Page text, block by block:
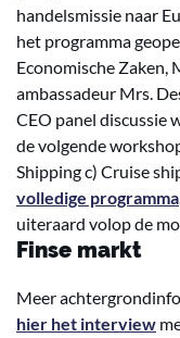
handelsmissie naar
het programma
Economische Zaken,
ambassadeur Mrs.
CEO panel discussie
de volgende
Shipping c) Cruise
volledige programma
uiteraard volop de
Finse markt
Meer
hier het interview